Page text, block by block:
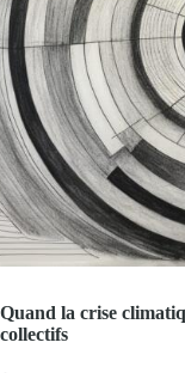
Quand la crise
collectifs